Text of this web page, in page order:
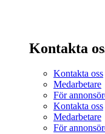
Kontakta
Kontakta oss
Medarbetare
För
Kontakta oss
Medarbetare
För